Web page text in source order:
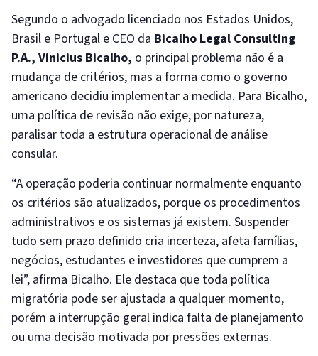
Segundo o advogado licenciado nos Estados Unidos,
Brasil e Portugal e CEO da Bicalho Legal Consulting
P.A., Vinicius Bicalho, o principal problema não é a
mudança de critérios, mas a forma como o governo
americano decidiu implementar a medida. Para Bicalho,
uma política de revisão não exige, por natureza,
paralisar toda a estrutura operacional de análise
consular.
“A operação poderia continuar normalmente enquanto
os critérios são atualizados, porque os procedimentos
administrativos e os sistemas já existem. Suspender
tudo sem prazo definido cria incerteza, afeta famílias,
negócios, estudantes e investidores que cumprem a
lei”, afirma Bicalho. Ele destaca que toda política
migratória pode ser ajustada a qualquer momento,
porém a interrupção geral indica falta de planejamento
ou uma decisão motivada por pressões externas.